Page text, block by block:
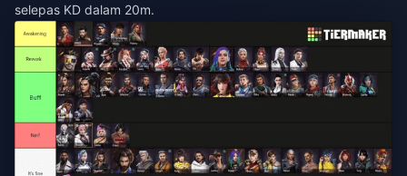
selepas KD dalam 20m.